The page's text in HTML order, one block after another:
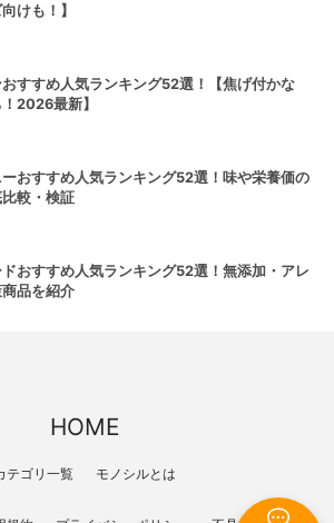
けも！】
すすめ人気ランキング52選！【焦げ付かな
2026最新】
おすすめ人気ランキング52選！味や栄養価の
較・検証
ドおすすめ人気ランキング52選！無添加・アレ
品を紹介
HOME
テゴリ一覧 モノシルとは